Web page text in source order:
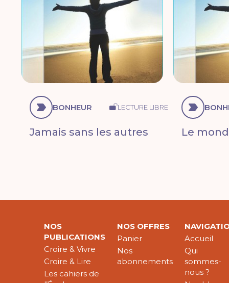
BONHEUR LECTURE LIBRE
Jamais sans les autres Le
NOS
PUBLICATIONS
Croire & Vivre
Croire & Lire
Les cahiers de
NOS OFFRES
Panier
Nos
abonnements
Accueil
Qui
sommes-
nous ?